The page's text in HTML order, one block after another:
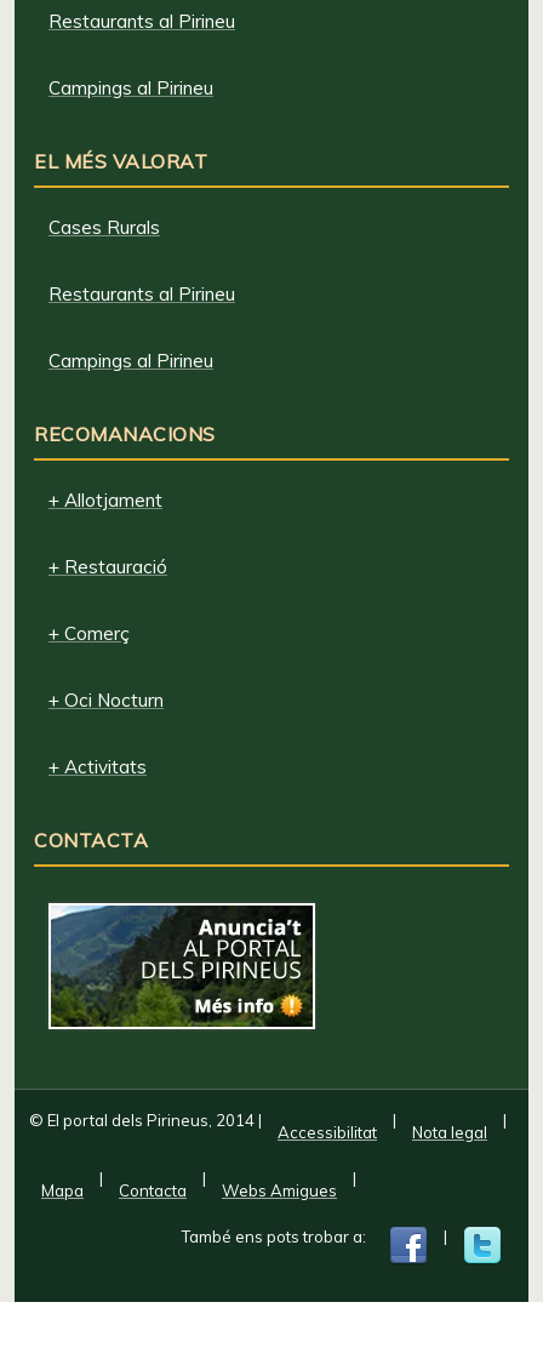
Restaurants al Pirineu
Campings al Pirineu
EL MÉS VALORAT
Cases Rurals
Restaurants al Pirineu
Campings al Pirineu
RECOMANACIONS
+ Allotjament
+ Restauració
+ Comerç
+ Oci Nocturn
+ Activitats
CONTACTA
© El portal dels Pirineus, 2014|
Accessibilitat
|
Nota legal
|
Mapa
|
Contacta
|
Webs Amigues
|
També ens pots trobar a: |